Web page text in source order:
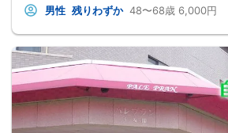
男性 残りわずか 48〜68歳 6,000円